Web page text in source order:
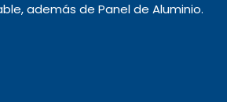
además de Panel de Aluminio.